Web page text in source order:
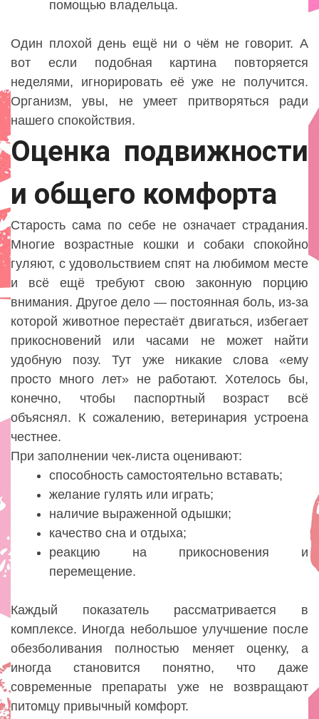
помощью владельца.
Один плохой день ещё ни о чём не говорит. А
вот если подобная картина повторяется
неделями, игнорировать её уже не получится.
Организм, увы, не умеет притворяться ради
нашего спокойствия.
Оценка подвижности
и общего комфорта
Старость сама по себе не означает страдания.
Многие возрастные кошки и собаки спокойно
гуляют, с удовольствием спят на любимом месте
и всё ещё требуют свою законную порцию
внимания. Другое дело — постоянная боль, из-за
которой животное перестаёт двигаться, избегает
прикосновений или часами не может найти
удобную позу. Тут уже никакие слова «ему
просто много лет» не работают. Хотелось бы,
конечно, чтобы паспортный возраст всё
объяснял. К сожалению, ветеринария устроена
честнее.
При заполнении чек-листа оценивают:
способность самостоятельно вставать;
желание гулять или играть;
наличие выраженной одышки;
качество сна и отдыха;
реакцию на прикосновения и
перемещение.
Каждый показатель рассматривается в
комплексе. Иногда небольшое улучшение после
обезболивания полностью меняет оценку, а
иногда становится понятно, что даже
современные препараты уже не возвращают
питомцу привычный комфорт.